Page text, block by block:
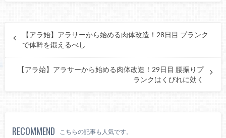
【アラ始】アラサーから始める肉体改造！28日目 プランク
で体幹を鍛えるべし
【アラ始】アラサーから始める肉体改造！29日目 腰振りプ
ランクはくびれに効く
RECOMMEND こちらの記事も人気です。